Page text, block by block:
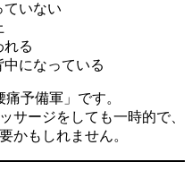
ていない
れる
になっている
予備軍」です。
サージをしても一時的で、
かもしれません。